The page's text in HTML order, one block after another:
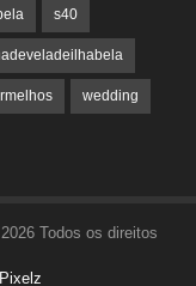
s40
wedding
Todos os direitos